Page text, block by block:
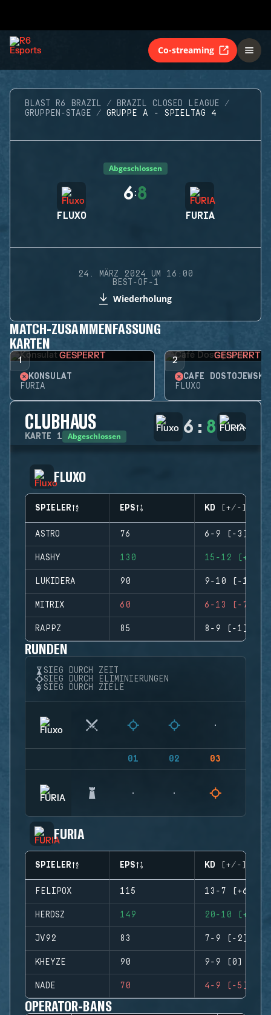
Co-streaming
BLAST R6 BRAZIL
BRAZIL CLOSED LEAGUE
GRUPPEN-STAGE
GRUPPE A - SPIELTAG 4
Abgeschlossen
FLUXO
6:8
FURIA
24. MÄRZ 2024 UM 16:00
BEST-OF-1
Wiederholung
MATCH-ZUSAMMENFASSUNG
KARTEN
1 GESPERRT
KONSULAT
FURIA
2 GESPERRT
CAFÉ DOSTOJEWSKI
FLUXO
CLUBHAUS
KARTE 1 Abgeschlossen 6 : 8
FLUXO
SPIELER EPS KD (+/-)
ASTRO 76 6-9 (-3)
HASHY 130 15-12 (+3)
LUKIDERA 90 9-10 (-1)
MITRIX 60 6-13 (-7)
RAPPZ 85 8-9 (-1)
RUNDEN
SIEG DURCH ZEIT
SIEG DURCH ELIMINIERUNGEN
SIEG DURCH ZIELE
01 02 03
FURIA
SPIELER EPS KD (+/-)
FELIPOX 115 13-7 (+6)
HERDSZ 149 20-10 (+10)
JV92 83 7-9 (-2)
KHEYZE 90 9-9 (0)
NADE 70 4-9 (-5)
OPERATOR-BANS